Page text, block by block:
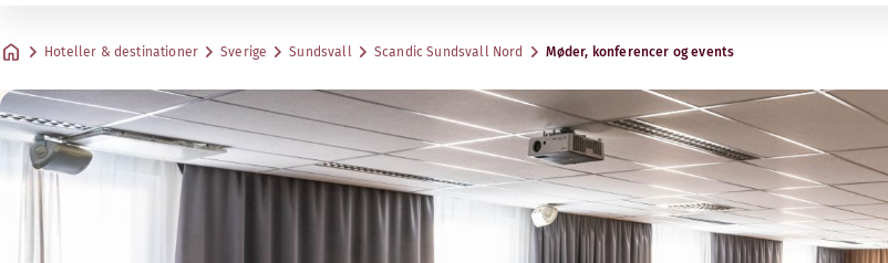
Hoteller & destinationer Sverige Sundsvall Scandic Sundsvall Nord Møder, konferencer og events